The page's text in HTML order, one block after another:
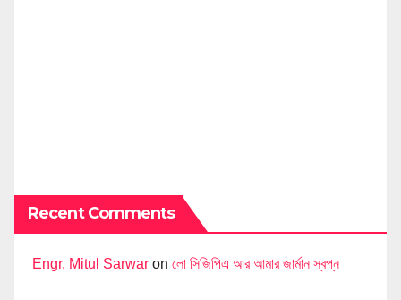
Recent Comments
Engr. Mitul Sarwar on লো সিজিপিএ আর আমার জার্মান স্বপ্ন